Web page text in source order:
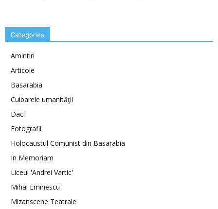
Categories
Amintiri
Articole
Basarabia
Cuibarele umanităţii
Daci
Fotografii
Holocaustul Comunist din Basarabia
In Memoriam
Liceul 'Andrei Vartic'
Mihai Eminescu
Mizanscene Teatrale